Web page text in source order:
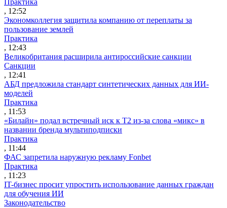
, 12:52
Экономколлегия защитила компанию от переплаты за
пользование землей
Практика
, 12:43
Великобритания расширила антироссийские санкции
Санкции
, 12:41
АБД предложила стандарт синтетических данных для ИИ-
моделей
Практика
, 11:53
«Билайн» подал встречный иск к Т2 из-за слова «микс» в
названии бренда мультиподписки
Практика
, 11:44
ФАС запретила наружную рекламу Fonbet
Практика
, 11:23
IT-бизнес просит упростить использование данных граждан
для обучения ИИ
Законодательство